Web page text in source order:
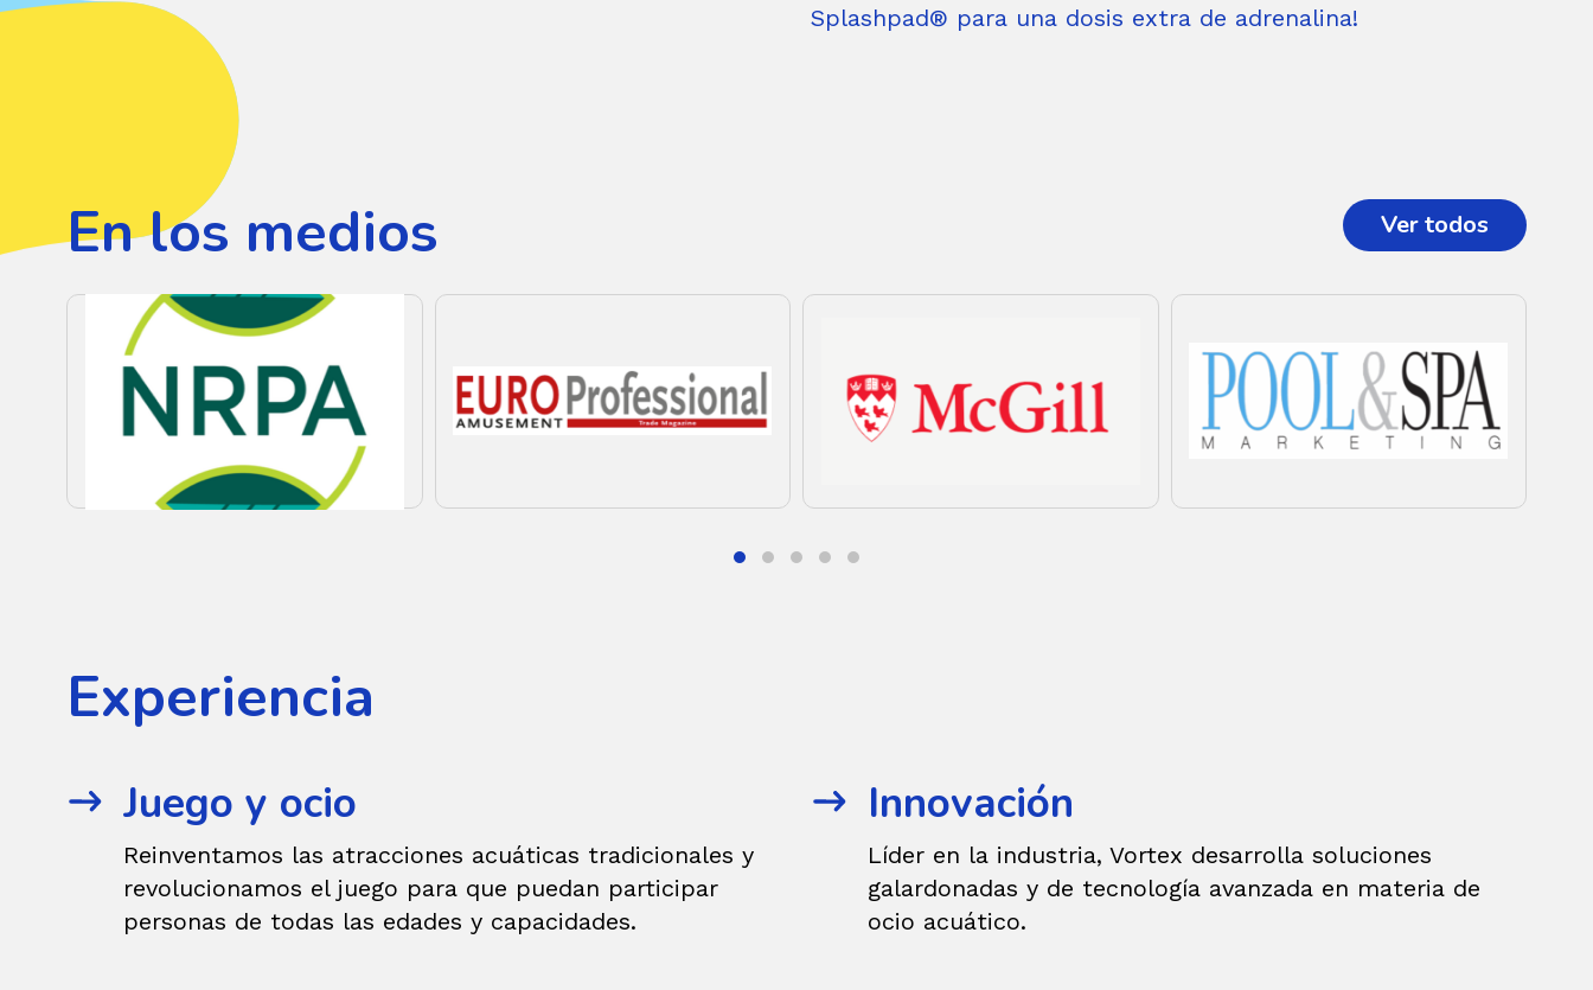
Splashpad® para una dosis extra de adrenalina!
En los medios Ver todos
Experiencia
Juego y ocio
Reinventamos las atracciones acuáticas tradicionales y
revolucionamos el juego para que puedan participar
personas de todas las edades y capacidades.
Innovación
Líder en la industria, Vortex desarrolla soluciones
galardonadas y de tecnología avanzada en materia de
ocio acuático.